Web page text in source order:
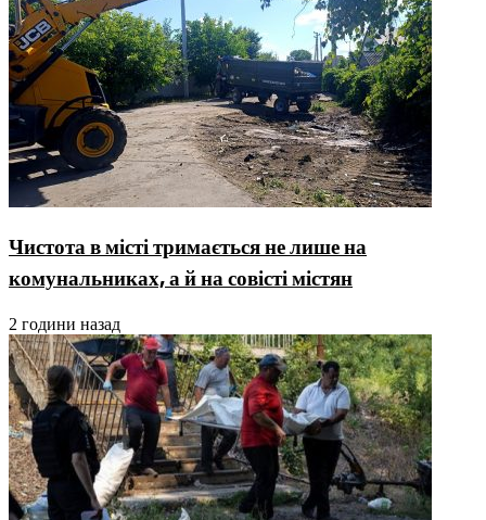
Чистота в місті тримається не лише на
комунальниках, а й на совісті містян
2 години назад